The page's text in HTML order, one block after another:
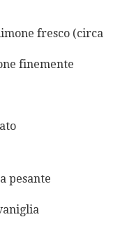
fresco (circa
finemente
pesante